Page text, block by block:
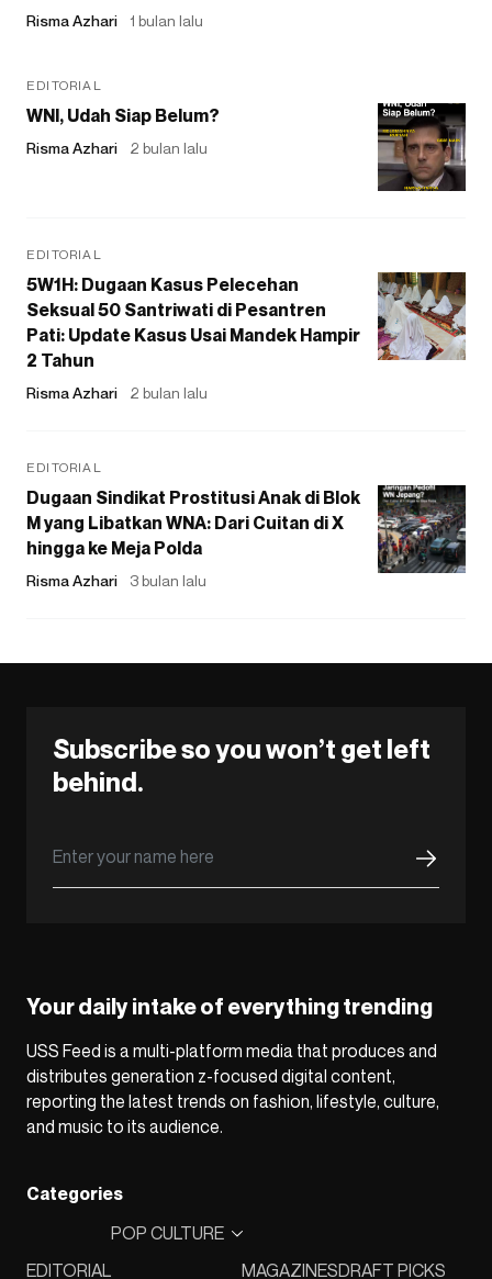
Risma Azhari 1 bulan lalu
EDITORIAL
WNI, Udah Siap Belum?
Risma Azhari 2 bulan lalu
EDITORIAL
5W1H: Dugaan Kasus Pelecehan
Seksual 50 Santriwati di Pesantren
Pati: Update Kasus Usai Mandek Hampir
2 Tahun
Risma Azhari 2 bulan lalu
EDITORIAL
Dugaan Sindikat Prostitusi Anak di Blok
M yang Libatkan WNA: Dari Cuitan di X
hingga ke Meja Polda
Risma Azhari 3 bulan lalu
Subscribe so you won’t get left
behind.
Your daily intake of everything trending
USS Feed is a multi-platform media that produces and
distributes generation z-focused digital content,
reporting the latest trends on fashion, lifestyle, culture,
and music to its audience.
Categories
EDITORIAL
POP CULTURE
MAGAZINESDRAFT PICKS